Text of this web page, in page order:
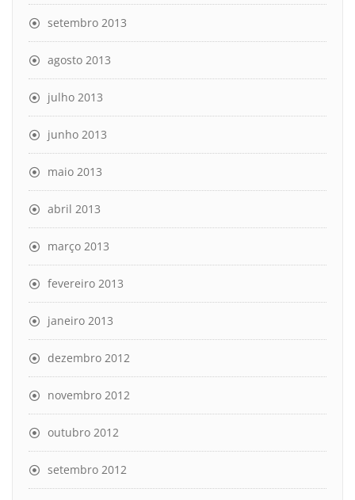
setembro 2013
agosto 2013
julho 2013
junho 2013
maio 2013
abril 2013
março 2013
fevereiro 2013
janeiro 2013
dezembro 2012
novembro 2012
outubro 2012
setembro 2012